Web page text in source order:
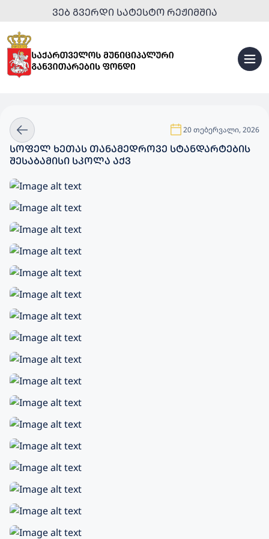
ᲕᲔᲑ ᲒᲕᲔᲠᲓᲘ ᲡᲐᲢᲔᲡᲢᲝ ᲠᲔᲟᲘᲛᲨᲘᲐ
20 თებერვალი, 2026
ᲡᲝᲤᲔᲚ ᲮᲔᲗᲐᲡ ᲗᲐᲜᲐᲛᲔᲓᲠᲝᲕᲔ ᲡᲢᲐᲜᲓᲐᲠᲢᲔᲑᲘᲡ
ᲨᲔᲡᲐᲑᲐᲛᲘᲡᲘ ᲡᲙᲝᲚᲐ ᲐᲥᲕ